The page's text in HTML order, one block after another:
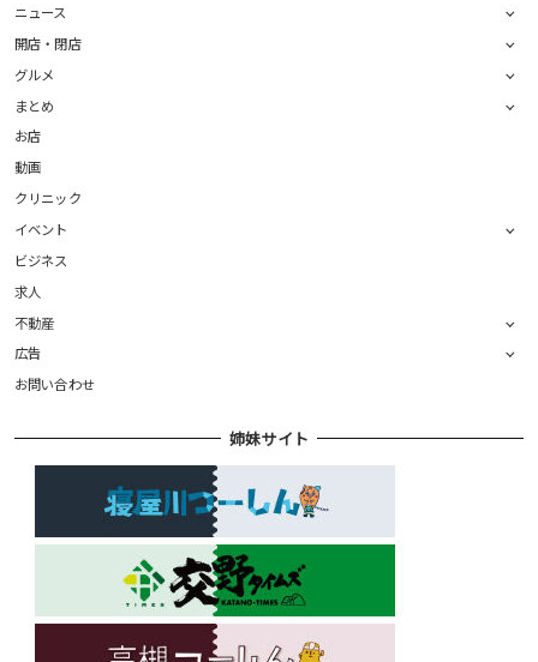
ニュース
開店・閉店
グルメ
まとめ
お店
動画
クリニック
イベント
ビジネス
求人
不動産
広告
お問い合わせ
姉妹サイト